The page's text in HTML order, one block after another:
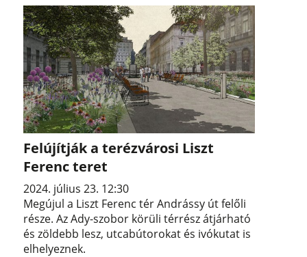
Felújítják a terézvárosi Liszt
Ferenc teret
2024. július 23. 12:30
Megújul a Liszt Ferenc tér Andrássy út felőli
része. Az Ady-szobor körüli térrész átjárható
és zöldebb lesz, utcabútorokat és ivókutat is
elhelyeznek.